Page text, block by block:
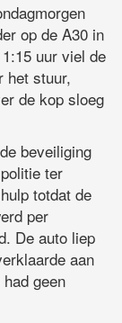
op de A30 in
uur viel de
het stuur,
de kop sloeg
beveiliging
ter
totdat de
per
De auto liep
aan
geen